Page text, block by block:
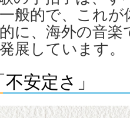
般的で、これ
に、海外の音楽
展しています。
安定さ」